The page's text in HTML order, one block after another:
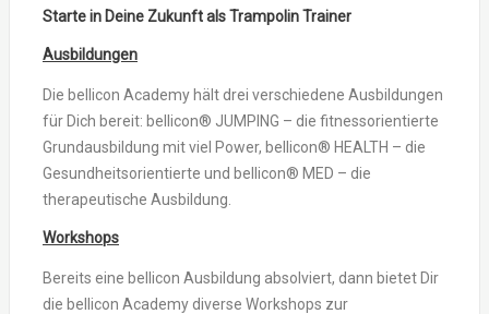
Starte in Deine Zukunft als Trampolin Trainer
Ausbildungen
Die bellicon Academy hält drei verschiedene Ausbildungen
für Dich bereit: bellicon® JUMPING – die fitnessorientierte
Grundausbildung mit viel Power, bellicon® HEALTH – die
Gesundheitsorientierte und bellicon® MED – die
therapeutische Ausbildung.
Workshops
Bereits eine bellicon Ausbildung absolviert, dann bietet Dir
die bellicon Academy diverse Workshops zur